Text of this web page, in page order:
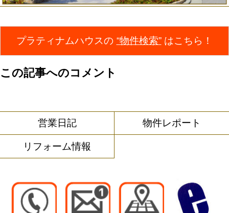
プラティナムハウスの “物件検索” はこちら！
この記事へのコメント
営業日記 物件レポート
リフォーム情報